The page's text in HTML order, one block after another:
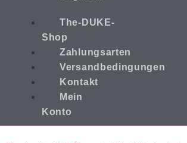
The-DUKE-
Shop
Zahlungsarten
Versandbedingungen
Kontakt
Mein
Konto